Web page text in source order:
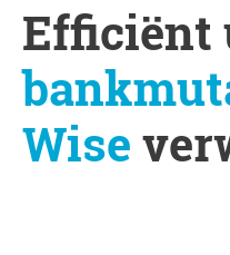
Efficiënt
Wise